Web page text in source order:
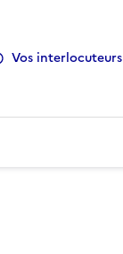
Vos interlocuteurs